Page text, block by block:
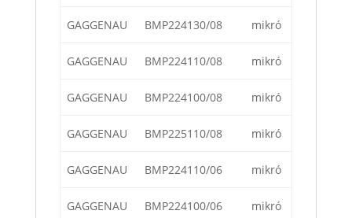
GAGGENAU BMP224130/08 mikró
GAGGENAU BMP224110/08 mikró
GAGGENAU BMP224100/08 mikró
GAGGENAU BMP225110/08 mikró
GAGGENAU BMP224110/06 mikró
GAGGENAU BMP224100/06 mikró